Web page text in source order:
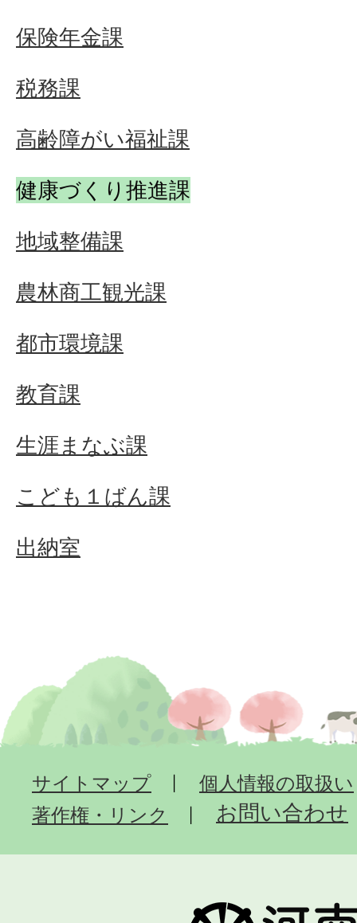
保険年金課
税務課
高齢障がい福祉課
健康づくり推進課
地域整備課
農林商工観光課
都市環境課
教育課
生涯まなぶ課
こども１ばん課
出納室
サイトマップ
個人情報の取扱い
著作権・リンク
お問い合わせ